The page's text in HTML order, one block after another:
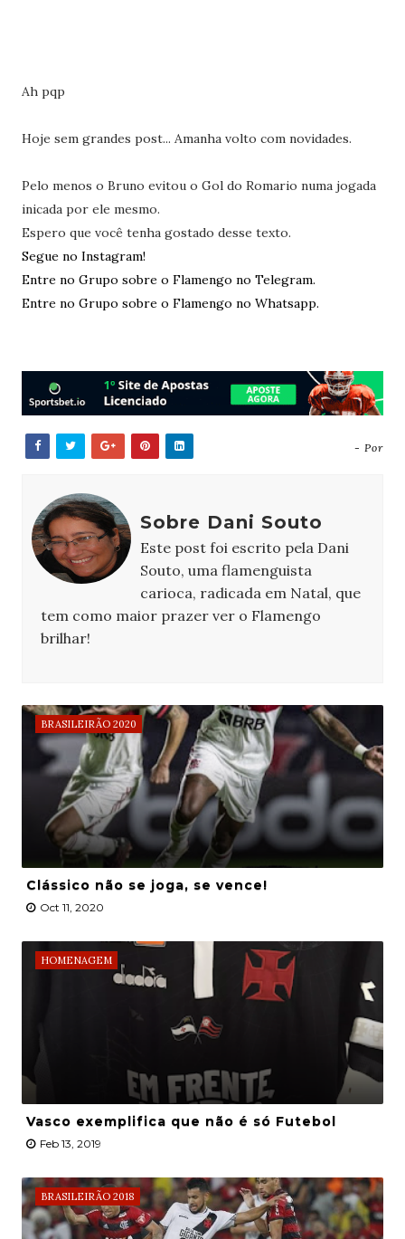
Ah pqp
Hoje sem grandes post... Amanha volto com novidades.
Pelo menos o Bruno evitou o Gol do Romario numa jogada
inicada por ele mesmo.
Espero que você tenha gostado desse texto.
Segue no Instagram!
Entre no Grupo sobre o Flamengo no Telegram.
Entre no Grupo sobre o Flamengo no Whatsapp.
- Por
Sobre Dani Souto
Este post foi escrito pela Dani
Souto, uma flamenguista
carioca, radicada em Natal, que
tem como maior prazer ver o Flamengo
brilhar!
BRASILEIRÃO 2020
Clássico não se joga, se vence!
Oct 11, 2020
HOMENAGEM
Vasco exemplifica que não é só Futebol
Feb 13, 2019
BRASILEIRÃO 2018